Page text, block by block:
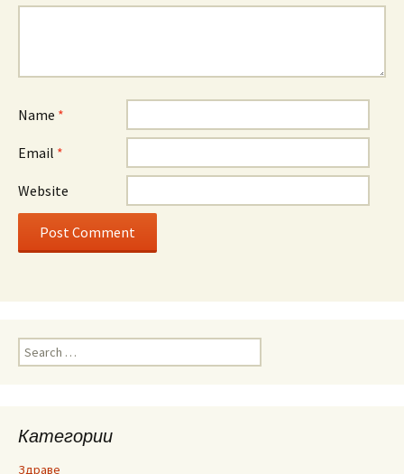
Name *
Email *
Website
Search
for:
Категории
Здраве